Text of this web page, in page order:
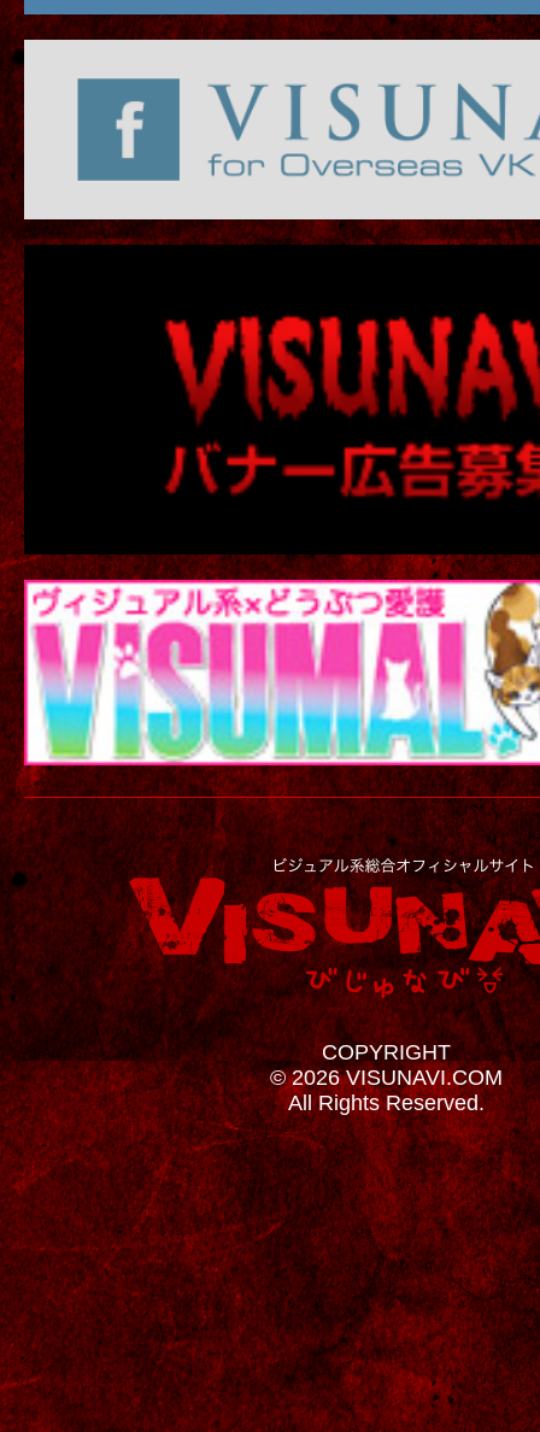
COPYRIGHT
© 2026 VISUNAVI.COM
All Rights Reserved.